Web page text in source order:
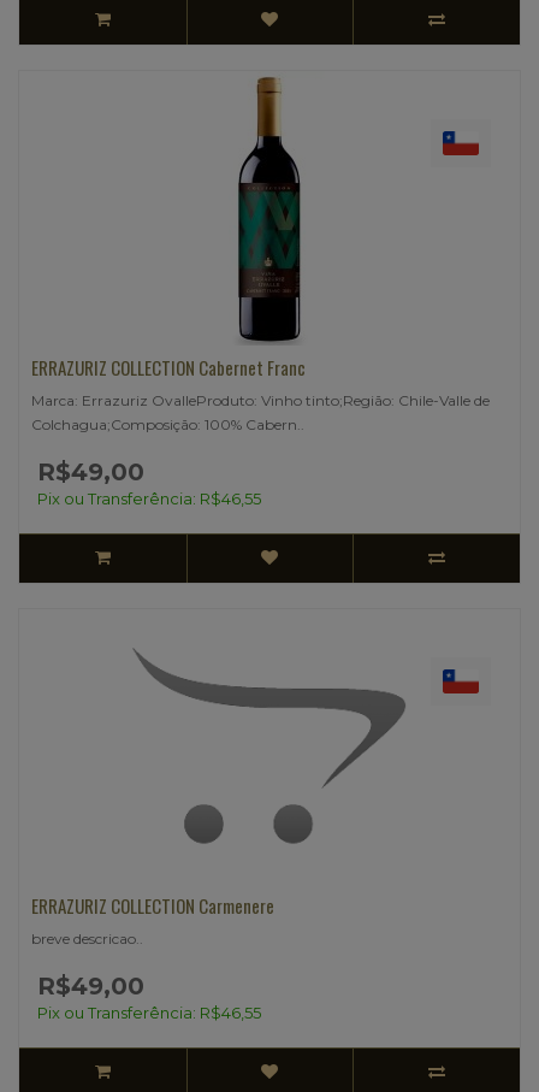
ERRAZURIZ COLLECTION Cabernet Franc
Marca: Errazuriz OvalleProduto: Vinho tinto;Região: Chile-Valle de
Colchagua;Composição: 100% Cabern..
R$49,00
Pix ou Transferência: R$46,55
ERRAZURIZ COLLECTION Carmenere
breve descricao..
R$49,00
Pix ou Transferência: R$46,55